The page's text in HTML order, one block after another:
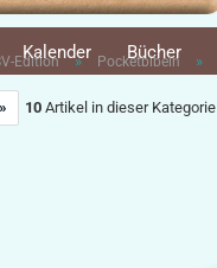
Kalender Bücher
Edition » Pocketbibeln »
10 Artikel in dieser Kategorie